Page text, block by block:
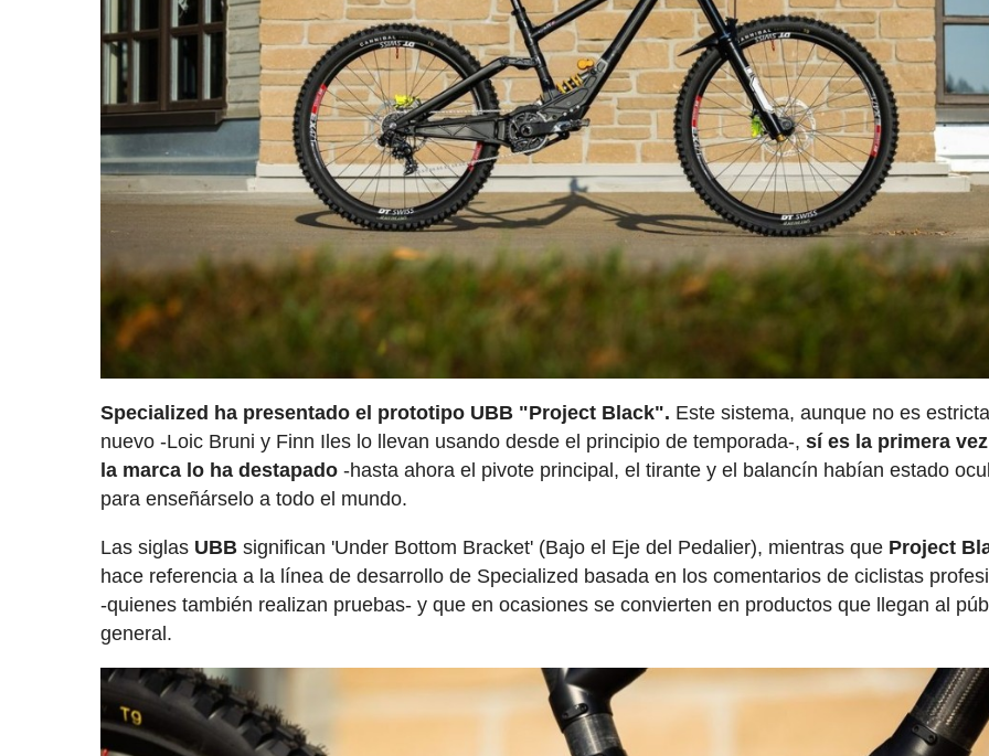
Specialized ha presentado el prototipo UBB "Project Black". Este sistema, aunque no es
nuevo -Loic Bruni y Finn Iles lo llevan usando desde el principio de temporada-,sí es la primera
la marca lo ha destapado -hasta ahora el pivote principal, el tirante y el balancín habían estado
para enseñárselo a todo el mundo.
Las siglas UBB significan 'Under Bottom Bracket' (Bajo el Eje del Pedalier), mientras que Project
hace referencia a la línea de desarrollo de Specialized basada en los comentarios de ciclistas
-quienes también realizan pruebas- y que en ocasiones se convierten en productos que llegan al
general.